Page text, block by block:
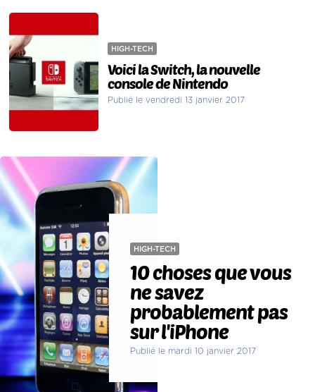
HIGH-TECH
Voici la Switch, la nouvelle
console de Nintendo
Publié le vendredi 13 janvier 2017
HIGH-TECH
10 choses que vous
ne savez
probablement pas
sur l'iPhone
Publié le mardi 10 janvier 2017